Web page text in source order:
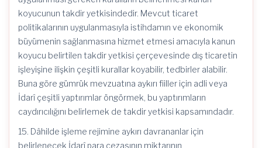
koyucunun takdir yetkisindedir. Mevcut ticaret
politikalarının uygulanmasıyla istihdamın ve ekonomik
büyümenin sağlanmasına hizmet etmesi amacıyla kanun
koyucu belirtilen takdir yetkisi çerçevesinde dış ticaretin
işleyişine ilişkin çeşitli kurallar koyabilir, tedbirler alabilir.
Buna göre gümrük mevzuatına aykırı fiiller için adli veya
İdarî çeşitli yaptırımlar öngörmek, bu yaptırımların
caydırıcılığını belirlemek de takdir yetkisi kapsamındadır.
15. Dâhilde işleme rejimine aykırı davrananlar için
belirlenecek İdarî para cezasının miktarının